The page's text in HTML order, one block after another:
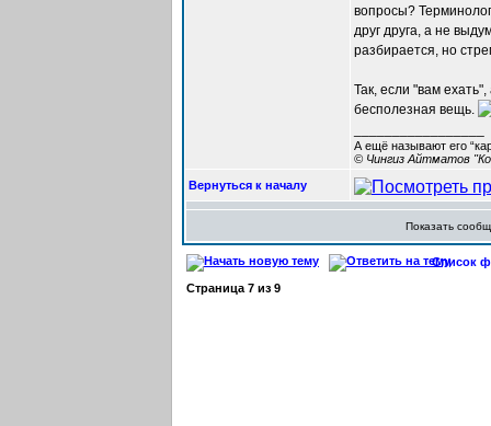
вопросы?
друг друга, а не
разбирается, но
Так, если "вам
бесполезная вещь.
А ещё называют его
© Чингиз Айтматов
Вернуться к началу
Показать
Список
Страница 7 из 9